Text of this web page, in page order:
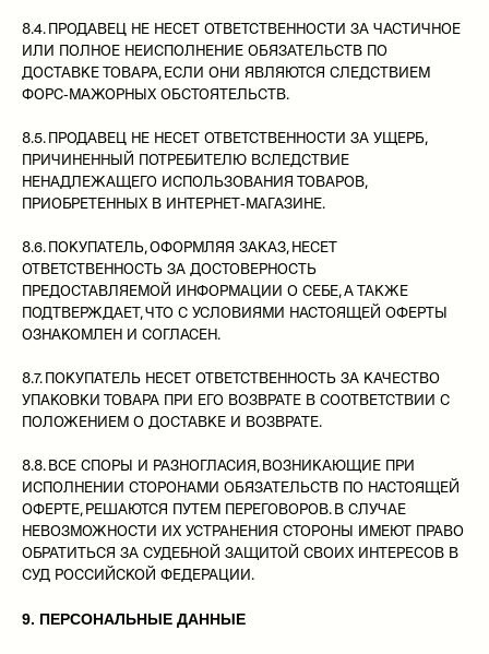
8.4. ПРОДАВЕЦ НЕ НЕСЕТ ОТВЕТСТВЕННОСТИ ЗА ЧАСТИЧНОЕ
ИЛИ ПОЛНОЕ НЕИСПОЛНЕНИЕ ОБЯЗАТЕЛЬСТВ ПО
ДОСТАВКЕ ТОВАРА, ЕСЛИ ОНИ ЯВЛЯЮТСЯ СЛЕДСТВИЕМ
ФОРС-МАЖОРНЫХ ОБСТОЯТЕЛЬСТВ.
8.5. ПРОДАВЕЦ НЕ НЕСЕТ ОТВЕТСТВЕННОСТИ ЗА УЩЕРБ,
ПРИЧИНЕННЫЙ ПОТРЕБИТЕЛЮ ВСЛЕДСТВИЕ
НЕНАДЛЕЖАЩЕГО ИСПОЛЬЗОВАНИЯ ТОВАРОВ,
ПРИОБРЕТЕННЫХ В ИНТЕРНЕТ-МАГАЗИНЕ.
8.6. ПОКУПАТЕЛЬ, ОФОРМЛЯЯ ЗАКАЗ, НЕСЕТ
ОТВЕТСТВЕННОСТЬ ЗА ДОСТОВЕРНОСТЬ
ПРЕДОСТАВЛЯЕМОЙ ИНФОРМАЦИИ О СЕБЕ, А ТАКЖЕ
ПОДТВЕРЖДАЕТ, ЧТО С УСЛОВИЯМИ НАСТОЯЩЕЙ ОФЕРТЫ
ОЗНАКОМЛЕН И СОГЛАСЕН.
8.7. ПОКУПАТЕЛЬ НЕСЕТ ОТВЕТСТВЕННОСТЬ ЗА КАЧЕСТВО
УПАКОВКИ ТОВАРА ПРИ ЕГО ВОЗВРАТЕ В СООТВЕТСТВИИ С
ПОЛОЖЕНИЕМ О ДОСТАВКЕ И ВОЗВРАТЕ.
8.8. ВСЕ СПОРЫ И РАЗНОГЛАСИЯ, ВОЗНИКАЮЩИЕ ПРИ
ИСПОЛНЕНИИ СТОРОНАМИ ОБЯЗАТЕЛЬСТВ ПО НАСТОЯЩЕЙ
ОФЕРТЕ, РЕШАЮТСЯ ПУТЕМ ПЕРЕГОВОРОВ. В СЛУЧАЕ
НЕВОЗМОЖНОСТИ ИХ УСТРАНЕНИЯ СТОРОНЫ ИМЕЮТ ПРАВО
ОБРАТИТЬСЯ ЗА СУДЕБНОЙ ЗАЩИТОЙ СВОИХ ИНТЕРЕСОВ В
СУД РОССИЙСКОЙ ФЕДЕРАЦИИ.
9. ПЕРСОНАЛЬНЫЕ ДАННЫЕ